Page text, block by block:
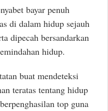
bayar penuh
di dalam hidup sejauh
dipecah bersandarkan
hidup.
buat mendeteksi
teratas tentang hidup
top guna